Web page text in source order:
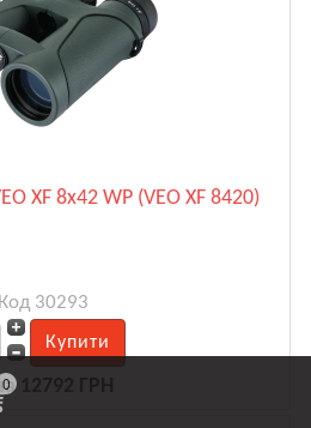
XF 8x42 WP (VEO XF 8420)
Код 30293
12792 ГРН
0